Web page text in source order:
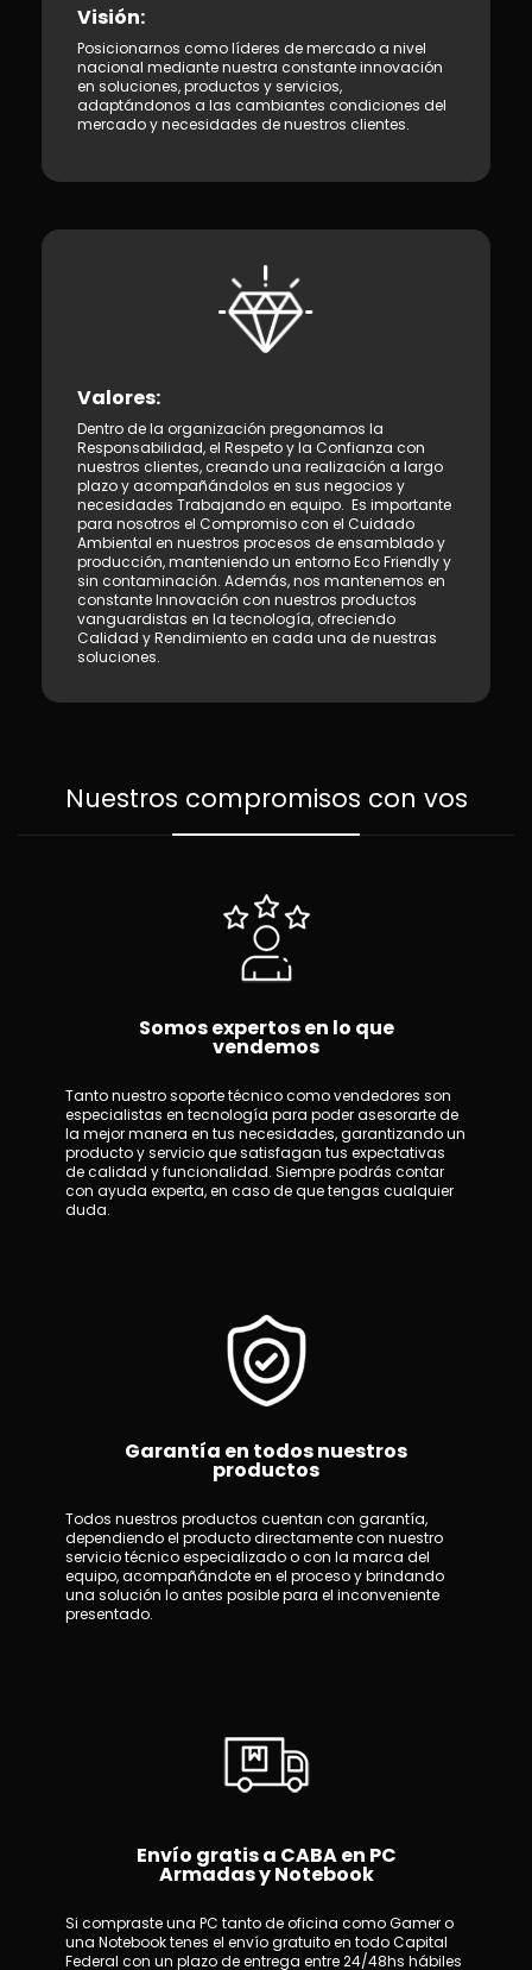
Visión:
Posicionarnos como líderes de mercado a nivel
nacional mediante nuestra constante innovación
en soluciones, productos y servicios,
adaptándonos a las cambiantes condiciones del
mercado y necesidades de nuestros clientes.
Valores:
Dentro de la organización pregonamos la
Responsabilidad, el Respeto y la Confianza con
nuestros clientes, creando una realización a largo
plazo y acompañándolos en sus negocios y
necesidades Trabajando en equipo. Es importante
para nosotros el Compromiso con el Cuidado
Ambiental en nuestros procesos de ensamblado y
producción, manteniendo un entorno Eco Friendly y
sin contaminación. Además, nos mantenemos en
constante Innovación con nuestros productos
vanguardistas en la tecnología, ofreciendo
Calidad y Rendimiento en cada una de nuestras
soluciones.
Nuestros compromisos con vos
Somos expertos en lo que
vendemos
Tanto nuestro soporte técnico como vendedores son
especialistas en tecnología para poder asesorarte de
la mejor manera en tus necesidades, garantizando un
producto y servicio que satisfagan tus expectativas
de calidad y funcionalidad. Siempre podrás contar
con ayuda experta, en caso de que tengas cualquier
duda.
Garantía en todos nuestros
productos
Todos nuestros productos cuentan con garantía,
dependiendo el producto directamente con nuestro
servicio técnico especializado o con la marca del
equipo, acompañándote en el proceso y brindando
una solución lo antes posible para el inconveniente
presentado.
Envío gratis a CABA en PC
Armadas y Notebook
Si compraste una PC tanto de oficina como Gamer o
una Notebook tenes el envío gratuito en todo Capital
Federal con un plazo de entrega entre 24/48hs hábiles